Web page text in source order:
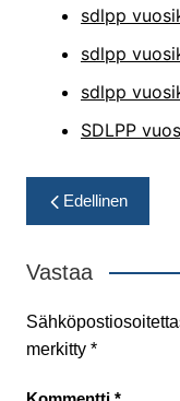
sdlpp
sdlpp
sdlpp
SDLPP
Artikkelien
selaus
Edellinen
Vastaa
merkitty *